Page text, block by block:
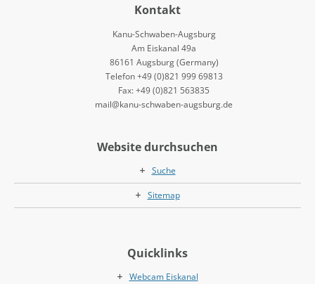
Kontakt
Kanu-Schwaben-Augsburg
Am Eiskanal 49a
86161 Augsburg (Germany)
Telefon +49 (0)821 999 69813
Fax: +49 (0)821 563835
mail@kanu-schwaben-augsburg.de
Website durchsuchen
Suche
Sitemap
Quicklinks
Webcam Eiskanal